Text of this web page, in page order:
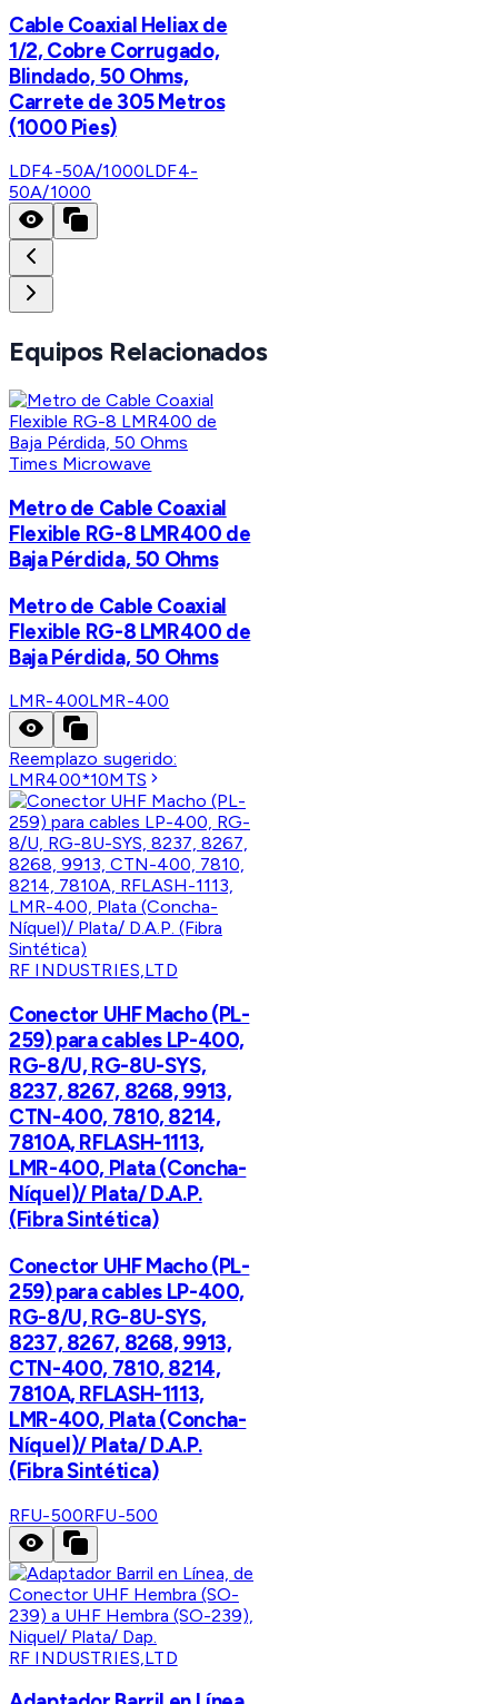
Cable Coaxial Heliax de
1/2, Cobre Corrugado,
Blindado, 50 Ohms,
Carrete de 305 Metros
(1000 Pies)
LDF4-50A/1000LDF4-
50A/1000
Equipos Relacionados
Times Microwave
Metro de Cable Coaxial
Flexible RG-8 LMR400 de
Baja Pérdida, 50 Ohms
Metro de Cable Coaxial
Flexible RG-8 LMR400 de
Baja Pérdida, 50 Ohms
LMR-400LMR-400
Reemplazo sugerido:
LMR400*10MTS
RF INDUSTRIES,LTD
Conector UHF Macho (PL-
259) para cables LP-400,
RG-8/U, RG-8U-SYS,
8237, 8267, 8268, 9913,
CTN-400, 7810, 8214,
7810A, RFLASH-1113,
LMR-400, Plata (Concha-
Níquel)/ Plata/ D.A.P.
(Fibra Sintética)
Conector UHF Macho (PL-
259) para cables LP-400,
RG-8/U, RG-8U-SYS,
8237, 8267, 8268, 9913,
CTN-400, 7810, 8214,
7810A, RFLASH-1113,
LMR-400, Plata (Concha-
Níquel)/ Plata/ D.A.P.
(Fibra Sintética)
RFU-500RFU-500
RF INDUSTRIES,LTD